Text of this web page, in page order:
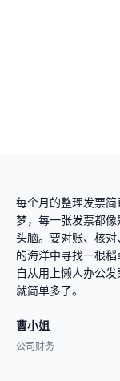
每个月的整理发票
梦，每一张发票都
头脑。要对账、核
的海洋中寻找一根稻
自从用上懒人办公
就简单多了。
曹小姐
公司财务